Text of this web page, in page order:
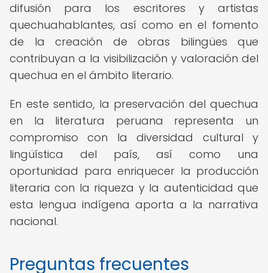
difusión para los escritores y artistas
quechuahablantes, así como en el fomento
de la creación de obras bilingües que
contribuyan a la visibilización y valoración del
quechua en el ámbito literario.
En este sentido, la preservación del quechua
en la literatura peruana representa un
compromiso con la diversidad cultural y
lingüística del país, así como una
oportunidad para enriquecer la producción
literaria con la riqueza y la autenticidad que
esta lengua indígena aporta a la narrativa
nacional.
Preguntas frecuentes